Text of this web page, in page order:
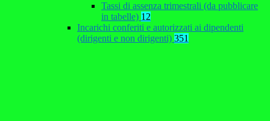
Tassi di assenza trimestrali (da pubblicare
in tabelle) 12
Incarichi conferiti e autorizzati ai dipendenti
(dirigenti e non dirigenti) 351